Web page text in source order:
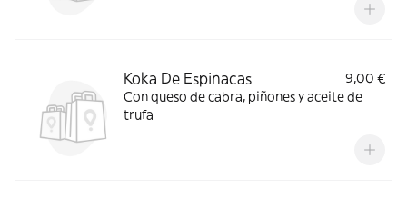
Koka De Espinacas
9,00 €
Con queso de cabra, piñones y aceite de
trufa